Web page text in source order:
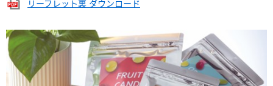
リーフレット裏 ダウンロード